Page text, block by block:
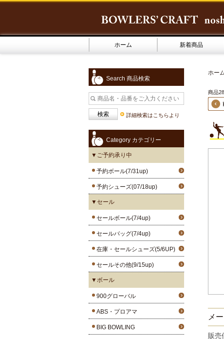
ホーム 新着商品
Search 商品検索
詳細検索はこちらより
Category カテゴリー
▼ご予約承り中
予約ボール(7/31up)
予約シューズ(07/18up)
▼セール
セールボール(7/4up)
セールバッグ(7/4up)
在庫・セールシューズ(5/6UP)
セールその他(9/15up)
▼ボール
900グローバル
ABS・プロアマ
BIG BOWLING
ホー
商品
メ
販売